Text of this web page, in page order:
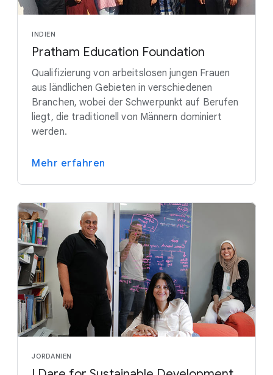
INDIEN
Pratham Education Foundation
Qualifizierung von arbeitslosen jungen Frauen
aus ländlichen Gebieten in verschiedenen
Branchen, wobei der Schwerpunkt auf Berufen
liegt, die traditionell von Männern dominiert
werden.
Mehr erfahren
JORDANIEN